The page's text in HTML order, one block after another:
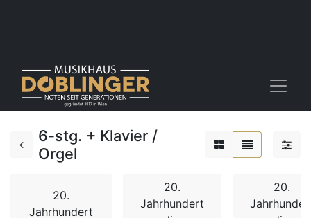
6-stg. + Klavier /
Orgel
20.
Jahrhundert
20.
Jahrhundert
20.